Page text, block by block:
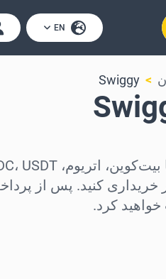
EN
Swiggy
دیگر خریداری کنید. پس از
کرد.